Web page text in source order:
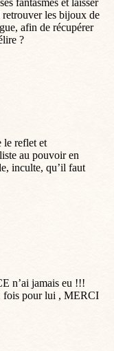
fantasmes et laisser
retrouver les bijoux de
afin de récupérer
?
le reflet et
au pouvoir en
inculte, qu’il faut
n’ai jamais eu !!!
fois pour lui , MERCI